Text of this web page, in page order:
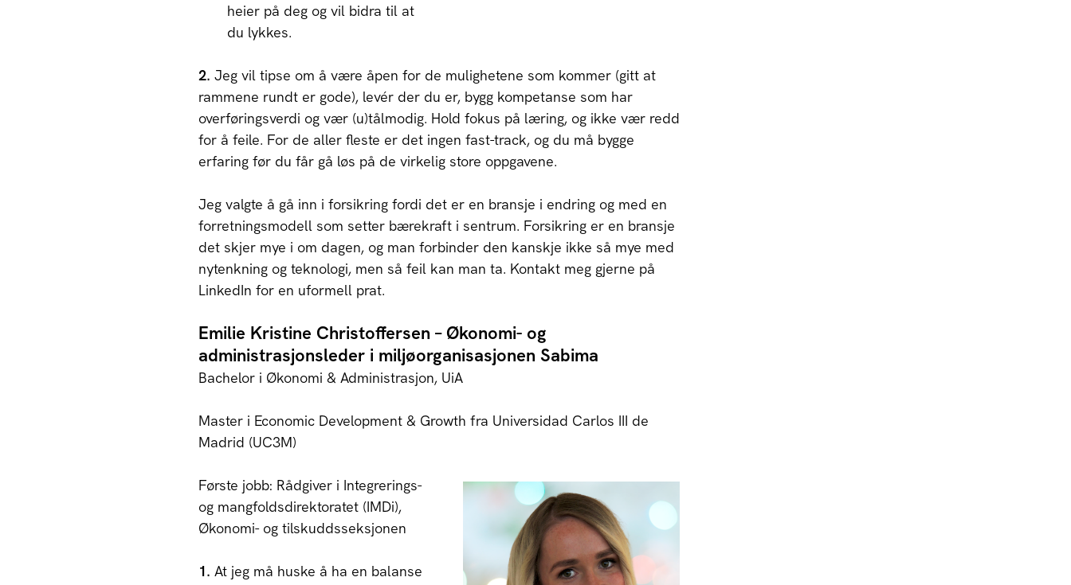
heier på deg og vil bidra til at
du lykkes.
2. Jeg vil tipse om å være åpen for de mulighetene som kommer (gitt at
rammene rundt er gode), levér der du er, bygg kompetanse som har
overføringsverdi og vær (u)tålmodig. Hold fokus på læring, og ikke vær redd
for å feile. For de aller fleste er det ingen fast-track, og du må bygge
erfaring før du får gå løs på de virkelig store oppgavene.
Jeg valgte å gå inn i forsikring fordi det er en bransje i endring og med en
forretningsmodell som setter bærekraft i sentrum. Forsikring er en bransje
det skjer mye i om dagen, og man forbinder den kanskje ikke så mye med
nytenkning og teknologi, men så feil kan man ta. Kontakt meg gjerne på
LinkedIn for en uformell prat.
Emilie Kristine Christoffersen – Økonomi- og
administrasjonsleder i miljøorganisasjonen Sabima
Bachelor i Økonomi & Administrasjon, UiA
Master i Economic Development & Growth fra Universidad Carlos III de
Madrid (UC3M)
Første jobb: Rådgiver i Integrerings-
og mangfoldsdirektoratet (IMDi),
Økonomi- og tilskuddsseksjonen
1. At jeg må huske å ha en balanse